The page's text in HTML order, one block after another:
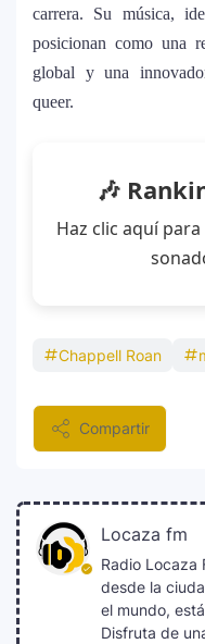
carrera. Su música,
posicionan como una
global y una
queer.
🎶
Haz clic aquí
Chappell Roan
Compartir
Locaza fm
Radio Locaza
desde la
el mundo,
Disfruta de